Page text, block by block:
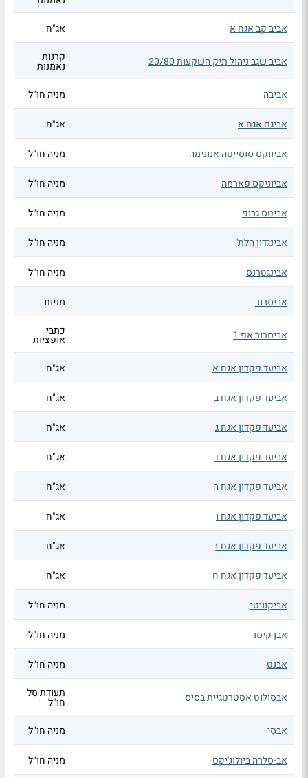
אביב קב אגח א
אג"ח
אביב שגב ניהול תיק השקעות 20/80 קרנות
נאמנות
אביבה
מניה חו"ל
אביגם אגח א אג"ח
אביווקס סוסייטה אנונימה מניה חו"ל
אביוניקס פארמה מניה חו"ל
אביטס גרופ מניה חו"ל
אבינגדון הלת' מניה חו"ל
אבינגטרנס מניה חו"ל
אביסרור מניות
אביסרור אפ 1 כתבי
אופציות
אביעד פקדון אגח א
אג"ח
אביעד פקדון אגח ב אג"ח
אביעד פקדון אגח ג אג"ח
אביעד פקדון אגח ד אג"ח
אביעד פקדון אגח ה אג"ח
אביעד פקדון אגח ו אג"ח
אביעד פקדון אגח ז אג"ח
אביעד פקדון אגח ח אג"ח
אביקוויטי מניה חו"ל
אבן קיסר מניה חו"ל
אבנט מניה חו"ל
אבסולוט אסטרטגיית בסיס תעודת סל
חו"ל
אבסי
מניה חו"ל
אב-סלרה ביולוג'יקס מניה חו"ל